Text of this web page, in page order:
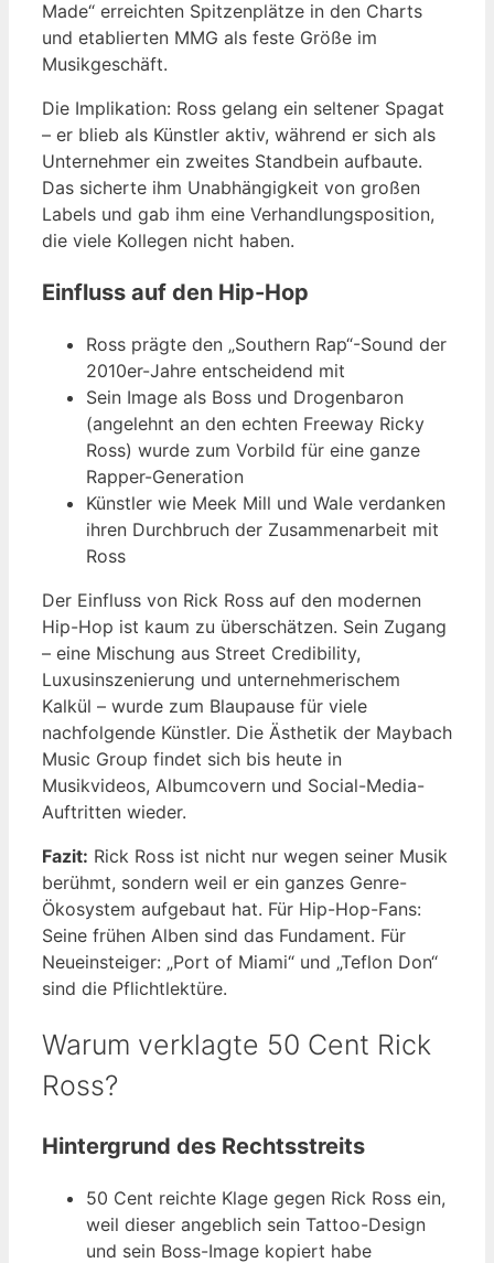
Made“ erreichten Spitzenplätze in den Charts
und etablierten MMG als feste Größe im
Musikgeschäft.
Die Implikation: Ross gelang ein seltener Spagat
– er blieb als Künstler aktiv, während er sich als
Unternehmer ein zweites Standbein aufbaute.
Das sicherte ihm Unabhängigkeit von großen
Labels und gab ihm eine Verhandlungsposition,
die viele Kollegen nicht haben.
Einfluss auf den Hip-Hop
Ross prägte den „Southern Rap“-Sound der
2010er-Jahre entscheidend mit
Sein Image als Boss und Drogenbaron
(angelehnt an den echten Freeway Ricky
Ross) wurde zum Vorbild für eine ganze
Rapper-Generation
Künstler wie Meek Mill und Wale verdanken
ihren Durchbruch der Zusammenarbeit mit
Ross
Der Einfluss von Rick Ross auf den modernen
Hip-Hop ist kaum zu überschätzen. Sein Zugang
– eine Mischung aus Street Credibility,
Luxusinszenierung und unternehmerischem
Kalkül – wurde zum Blaupause für viele
nachfolgende Künstler. Die Ästhetik der Maybach
Music Group findet sich bis heute in
Musikvideos, Albumcovern und Social-Media-
Auftritten wieder.
Fazit: Rick Ross ist nicht nur wegen seiner Musik
berühmt, sondern weil er ein ganzes Genre-
Ökosystem aufgebaut hat. Für Hip-Hop-Fans:
Seine frühen Alben sind das Fundament. Für
Neueinsteiger: „Port of Miami“ und „Teflon Don“
sind die Pflichtlektüre.
Warum verklagte 50 Cent Rick
Ross?
Hintergrund des Rechtsstreits
50 Cent reichte Klage gegen Rick Ross ein,
weil dieser angeblich sein Tattoo-Design
und sein Boss-Image kopiert habe